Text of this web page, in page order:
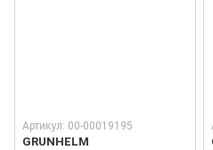
Артикул: 00-00019195
GRUNHELM